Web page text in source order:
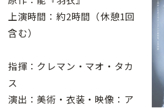
上演時間：約2時間（休憩1回
含む）
指揮：クレマン・マオ・タカ
ス
演出：美術・衣装・映像：ア